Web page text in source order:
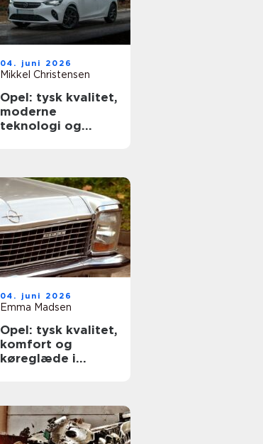
04. juni 2026
Mikkel Christensen
Opel: tysk kvalitet,
moderne
teknologi og
04. juni 2026
Emma Madsen
Opel: tysk kvalitet,
komfort og
køreglæde i